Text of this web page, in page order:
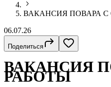
ВАКАНСИЯ ПОВАРА
06.07.26
Поделиться
ВАКАНСИЯ
РАБОТЫ